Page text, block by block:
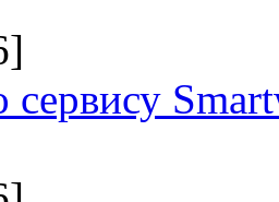
сервису